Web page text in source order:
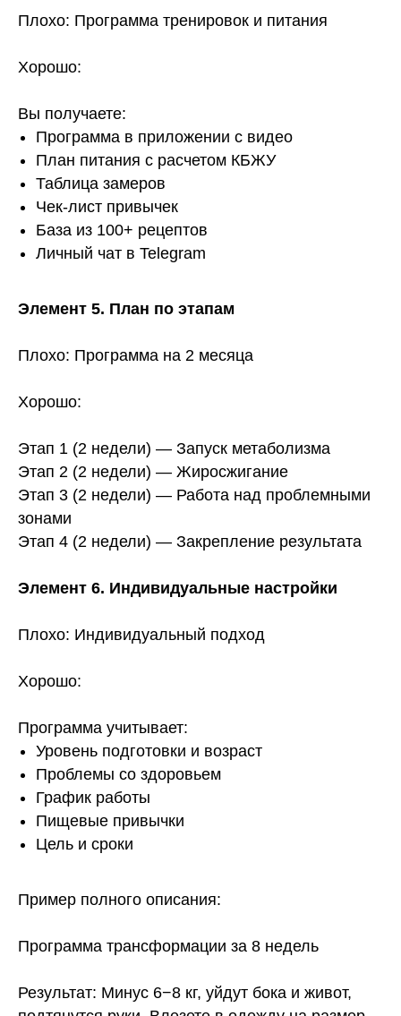
Плохо: Программа тренировок и питания
Хорошо:
Вы получаете:
Программа в приложении с видео
План питания с расчетом КБЖУ
Таблица замеров
Чек-лист привычек
База из 100+ рецептов
Личный чат в Telegram
Элемент 5. План по этапам
Плохо: Программа на 2 месяца
Хорошо:
Этап 1 (2 недели) — Запуск метаболизма
Этап 2 (2 недели) — Жиросжигание
Этап 3 (2 недели) — Работа над проблемными
зонами
Этап 4 (2 недели) — Закрепление результата
Элемент 6. Индивидуальные настройки
Плохо: Индивидуальный подход
Хорошо:
Программа учитывает:
Уровень подготовки и возраст
Проблемы со здоровьем
График работы
Пищевые привычки
Цель и сроки
Пример полного описания:
Программа трансформации за 8 недель
Результат: Минус 6−8 кг, уйдут бока и живот,